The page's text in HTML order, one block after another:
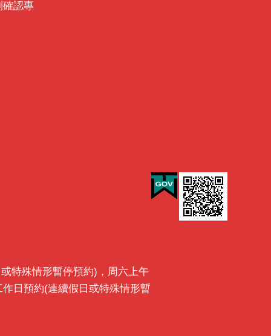
確認專
特殊情形暫停預約)，周六上午
日預約(連續假日或特殊情形暫